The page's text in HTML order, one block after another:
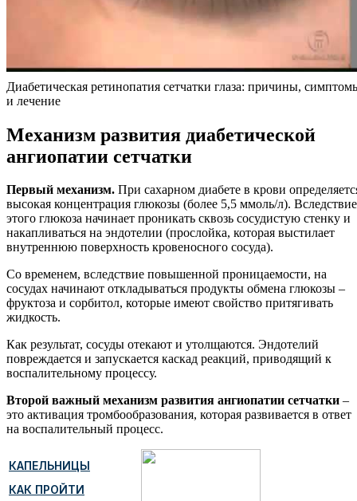
КАПЕЛЬНИЦЫ
КАК ПРОЙТИ
Диабетическая ретинопатия сетчатки глаза: причины,
и лечение
Механизм развития диабетической
ангиопатии сетчатки
Первый механизм. При сахарном диабете в крови
высокая концентрация глюкозы (более 5,5 ммоль/л). Вследствие
этого глюкоза начинает проникать сквозь сосудистую стенку и
накапливаться на эндотелии (прослойка, которая выстилает
внутреннюю поверхность кровеносного сосуда).
Со временем, вследствие повышенной проницаемости, на
сосудах начинают откладываться продукты обмена глюкозы –
фруктоза и сорбитол, которые имеют свойство притягивать
жидкость.
Как результат, сосуды отекают и утолщаются. Эндотелий
повреждается и запускается каскад реакций, приводящий к
воспалительному процессу.
Второй важный механизм развития ангиопатии сетчатки –
это активация тромбообразования, которая развивается в ответ
на воспалительный процесс.